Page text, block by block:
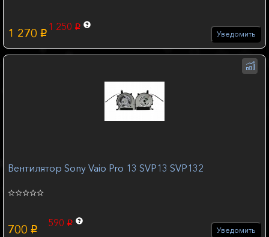
1 270 p
1 250 p
Уведомить
Вентилятор Sony Vaio Pro 13 SVP13 SVP132
700 p
590 p
Уведомить